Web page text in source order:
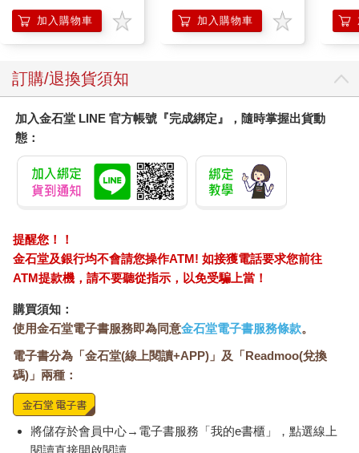
公主。
「不笑怎麼行呢，如同Prik說的，我真的想當一隻猴子呀。」Anil
起嘴。
然而話雖如此，Pin小姐仍憂心忡忡地看著對方流著血的膝蓋。
得稍微輕柔了點。
「Prik，我把藥箱放在宮裡，請Koi姨帶你去拿。」Pin小姐轉頭吩
咐Koi姨。
「遵命！」
Pin小姐望著兩人離去的背影，直到確認他們進到屋子裡，才回頭
「Anil真是太不守規矩了。」
「哪有不守規矩呀？我只是想吃大顆的蒲桃果。」
剛認識彼此的時候，每當只有兩人獨處時，Anil公主總是努力說服
對方不要對她使用尊稱，也不需使用皇家用語，因為她認為「友
人之間莫如此言辭」，於是久而久之便成為了專屬她們的不成文
規定。
起初一向循規蹈矩的Pin小姐仍無法輕易適應，但Anil公主個性固
執，只要不和她的意，就算費盡九牛二虎之力也要讓對方照做，
然而雖然Pin小姐答應了，但偶爾還是會不小心說出皇家尊稱，以
致她們的對話聽起來很奇怪、很不自然。
「不管啦，誰叫您要那樣爬樹。」
「我也不知道是誰叫我爬的……我只知道要分一些給妳吃。」
Anil公主微笑著道，嘴角兩側浮現出明顯的酒窩，看起來特別可愛
加入購物車 加入購物車
訂購/退換貨須知
加入金石堂 LINE 官方帳號『完成綁定』，隨時掌握出貨動
態：
提醒您！！
金石堂及銀行均不會請您操作ATM! 如接獲電話要求您前往
ATM提款機，請不要聽從指示，以免受騙上當！
購買須知：
使用金石堂電子書服務即為同意金石堂電子書服務條款。
電子書分為「金石堂(線上閱讀+APP)」及「Readmoo(兌換
碼)」兩種：
將儲存於會員中心→電子書服務「我的e書櫃」，點選線上